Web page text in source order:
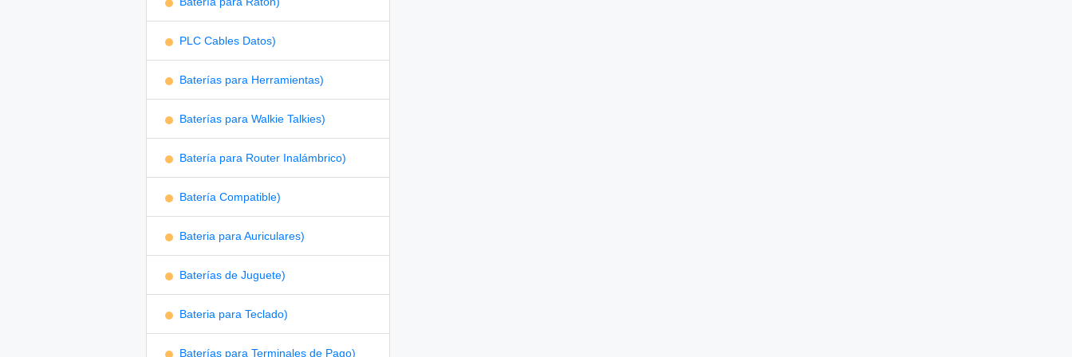
PLC Cables Datos)
Baterías para Herramientas)
Baterías para Walkie Talkies)
Batería para Router Inalámbrico)
Batería Compatible)
Bateria para Auriculares)
Baterías de Juguete)
Bateria para Teclado)
Baterías para Terminales de Pago)